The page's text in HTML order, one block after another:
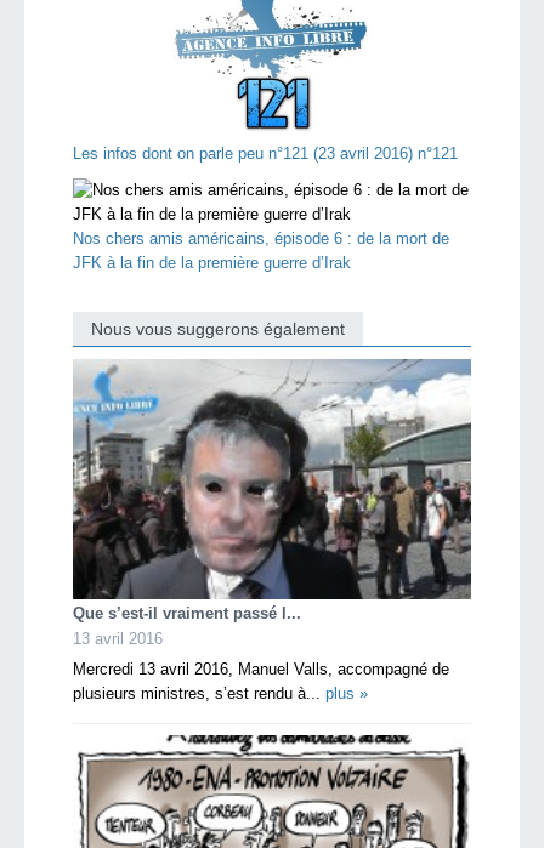
Les infos dont on parle peu n°121 (23 avril 2016) n°121
Nos chers amis américains, épisode 6 : de la mort de
JFK à la fin de la première guerre d’Irak
Nous vous suggerons également
Que s’est-il vraiment passé l...
13 avril 2016
Mercredi 13 avril 2016, Manuel Valls, accompagné de
plusieurs ministres, s’est rendu à... plus »